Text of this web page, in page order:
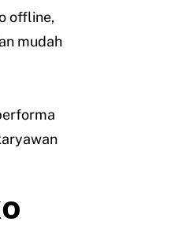
offline,
mudah